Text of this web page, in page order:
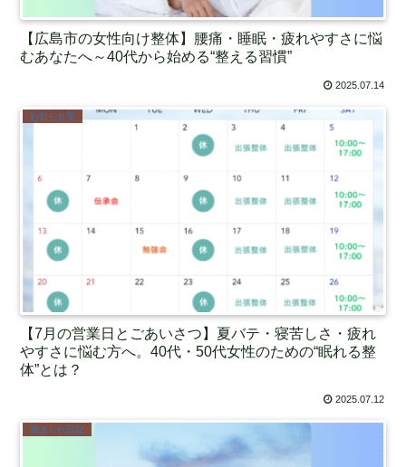
【広島市の女性向け整体】腰痛・睡眠・疲れやすさに悩
むあなたへ～40代から始める“整える習慣”
2025.07.14
お知らせ等
【7月の営業日とごあいさつ】夏バテ・寝苦しさ・疲れ
やすさに悩む方へ。40代・50代女性のための“眠れる整
体”とは？
2025.07.12
気まぐれ日記